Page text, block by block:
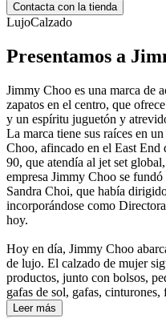
Contacta con la tienda
LujoCalzado
Presentamos a
Jimmy Choo es una marca de
zapatos en el centro, que
y un espíritu juguetón y
La marca tiene sus raíces en
Choo, afincado en el East End
90, que atendía al jet set
empresa Jimmy Choo se
Sandra Choi, que había
incorporándose como
hoy.
Hoy en día, Jimmy Choo
de lujo. El calzado de mujer
productos, junto con bolsos,
gafas de sol, gafas,
Leer más